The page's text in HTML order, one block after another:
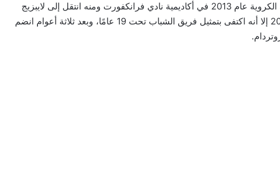
وبدأ شابوت مسيرته الكروية عام 2013 في أكاديمية نادي فرانكفورت ومنه انتقل إلى لايبزيج
بالمجان في عام 2014 إلا أنه اكتفى بتمثيل فريق الشباب تحت 19 عامًا، وبعد ثلاثة أعوام انضم